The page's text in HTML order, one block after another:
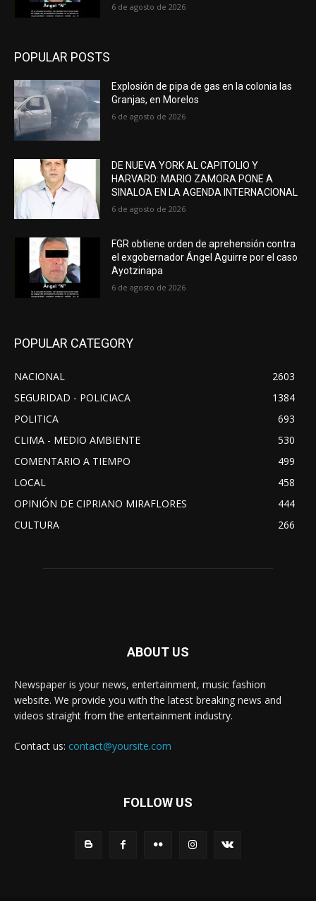
6 de agosto de 2026
POPULAR POSTS
Explosión de pipa de gas en la colonia las
Granjas, en Morelos
6 de agosto de 2026
DE NUEVA YORK AL CAPITOLIO Y
HARVARD: MARIO ZAMORA PONE A
SINALOA EN LA AGENDA INTERNACIONAL
6 de agosto de 2026
FGR obtiene orden de aprehensión contra
el exgobernador Ángel Aguirre por el caso
Ayotzinapa
6 de agosto de 2026
POPULAR CATEGORY
NACIONAL
2603
SEGURIDAD - POLICIACA
1384
POLITICA
693
CLIMA - MEDIO AMBIENTE
530
COMENTARIO A TIEMPO
499
LOCAL
458
OPINIÓN DE CIPRIANO MIRAFLORES
444
CULTURA
266
ABOUT US
Newspaper is your news, entertainment, music fashion
website. We provide you with the latest breaking news and
videos straight from the entertainment industry.
Contact us: contact@yoursite.com
FOLLOW US